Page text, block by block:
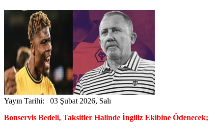
Yayın Tarihi: 03 Şubat 2026, Salı
Bonservis Bedeli, Taksitler Halinde İngiliz Ekibine Ödenecek;